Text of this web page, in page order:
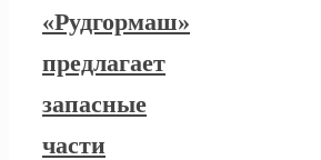
«Рудгормаш»
предлагает
запасные
части